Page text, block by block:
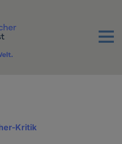
Menu
Kritik